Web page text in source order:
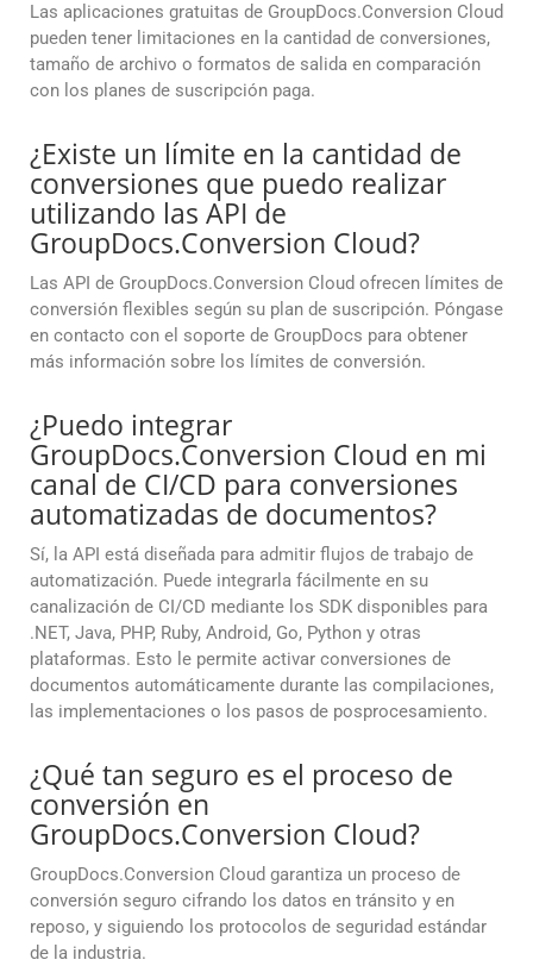
Las aplicaciones gratuitas de GroupDocs.Conversion Cloud
pueden tener limitaciones en la cantidad de conversiones,
tamaño de archivo o formatos de salida en comparación
con los planes de suscripción paga.
¿Existe un límite en la cantidad de
conversiones que puedo realizar
utilizando las API de
GroupDocs.Conversion Cloud?
Las API de GroupDocs.Conversion Cloud ofrecen límites de
conversión flexibles según su plan de suscripción. Póngase
en contacto con el soporte de GroupDocs para obtener
más información sobre los límites de conversión.
¿Puedo integrar
GroupDocs.Conversion Cloud en mi
canal de CI/CD para conversiones
automatizadas de documentos?
Sí, la API está diseñada para admitir flujos de trabajo de
automatización. Puede integrarla fácilmente en su
canalización de CI/CD mediante los SDK disponibles para
.NET, Java, PHP, Ruby, Android, Go, Python y otras
plataformas. Esto le permite activar conversiones de
documentos automáticamente durante las compilaciones,
las implementaciones o los pasos de posprocesamiento.
¿Qué tan seguro es el proceso de
conversión en
GroupDocs.Conversion Cloud?
GroupDocs.Conversion Cloud garantiza un proceso de
conversión seguro cifrando los datos en tránsito y en
reposo, y siguiendo los protocolos de seguridad estándar
de la industria.